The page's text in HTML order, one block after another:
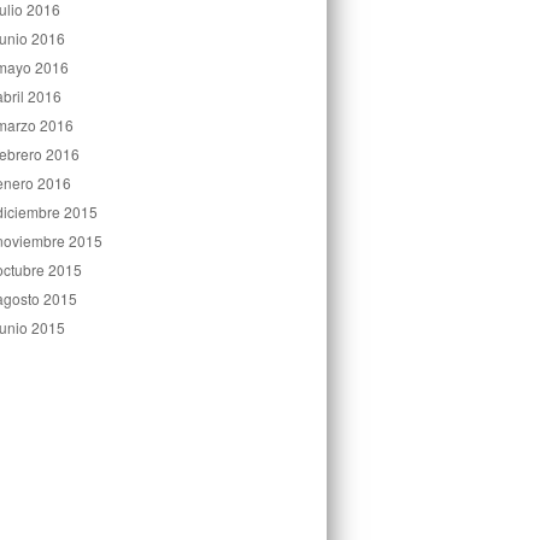
2016
2016
2016
2016
2016
2016
2016
2015
2015
2015
2015
2015